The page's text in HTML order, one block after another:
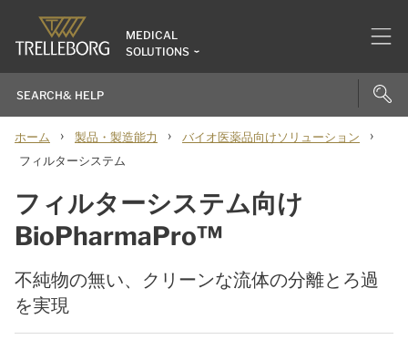
MEDICAL
SOLUTIONS
ホーム › 製品・製造能力 › バイオ医薬品向けソリューション ›
フィルターシステム
フィルターシステム向け
BioPharmaPro™
不純物の無い、クリーンな流体の分離とろ過
を実現